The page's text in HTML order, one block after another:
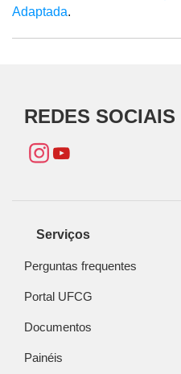
Adaptada.
REDES SOCIAIS
Serviços
Perguntas frequentes
Portal UFCG
Documentos
Painéis